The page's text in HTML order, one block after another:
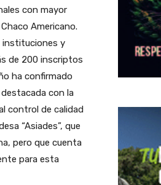
con mayor
Americano.
instituciones y
de 200 inscriptos
ha confirmado
con la
control de calidad
“Asiades”, que
pero que cuenta
para esta